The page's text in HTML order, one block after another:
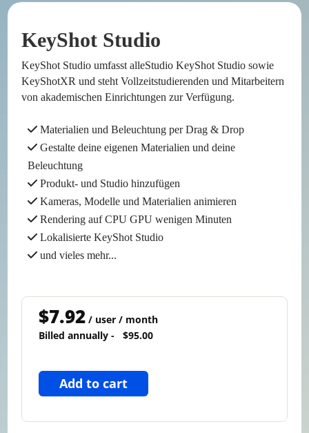
KeyShot Studio
KeyShot Studio umfasst alleStudio KeyShot Studio sowie
KeyShotXR und steht Vollzeitstudierenden und Mitarbeitern
von akademischen Einrichtungen zur Verfügung.
Materialien und Beleuchtung per Drag & Drop
Gestalte deine eigenen Materialien und deine
Beleuchtung
Produkt- und Studio hinzufügen
Kameras, Modelle und Materialien animieren
Rendering auf CPU GPU wenigen Minuten
Lokalisierte KeyShot Studio
und vieles mehr...
$7.92 / user / month
Billed annually -
$95.00
Add to cart